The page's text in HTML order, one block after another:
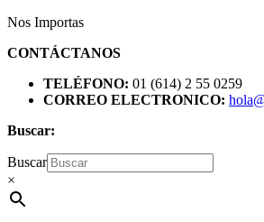
Nos Importas
CONTÁCTANOS
TELÉFONO: 01 (614) 2 55 0259
CORREO ELECTRONICO:
Buscar:
Buscar
×